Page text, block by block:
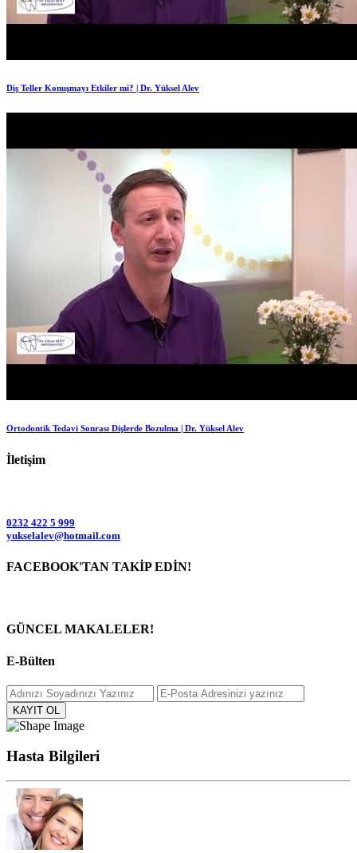
Diş Teller Konuşmayı Etkiler mi? | Dr. Yüksel Alev
Ortodontik Tedavi Sonrası Dişlerde Bozulma | Dr. Yüksel Alev
İletişim
0232 422 5 999
yukselalev@hotmail.com
FACEBOOK'TAN TAKİP EDİN!
GÜNCEL MAKALELER!
E-Bülten
KAYIT OL
Hasta Bilgileri